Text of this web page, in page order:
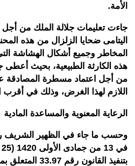
الأمة.
جاءت تعليمات جلالة الملك من أجل
اليتامى ضحايا الزلزال من هذه
المخاطر وجميع أشكال الهشاشة
هذه الكارثة الطبيعية، بحيث أعطى
من أجل اعتماد مسطرة المصادقة
اللازم لهذا الغرض، وذلك في أقرب
الرعاية المعنوية والمساعدة المادية
بتنفيذ القانون